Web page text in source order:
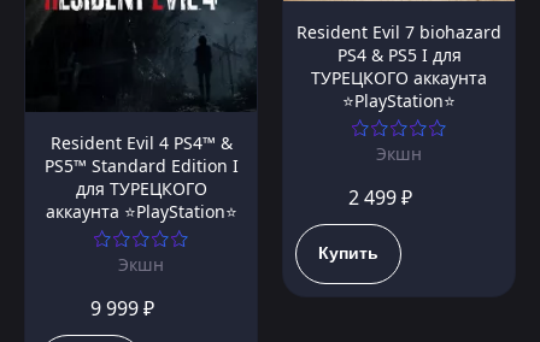
Resident Evil 4 PS4™ &
PS5™ Standard Edition I
для ТУРЕЦКОГО
аккаунта ⭐PlayStation⭐
Экшн
9 999 ₽
Resident Evil 7 biohazard
PS4 & PS5 I для
ТУРЕЦКОГО аккаунта
⭐PlayStation⭐
Экшн
2 499 ₽
Купить